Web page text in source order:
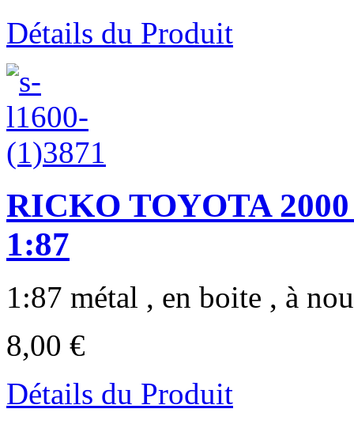
Détails du Produit
RICKO TOYOTA
1:87
1:87 métal , en boite , à
8,00 €
Détails du Produit